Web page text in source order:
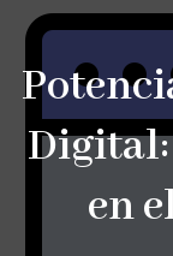
Intro)
Digital:
en